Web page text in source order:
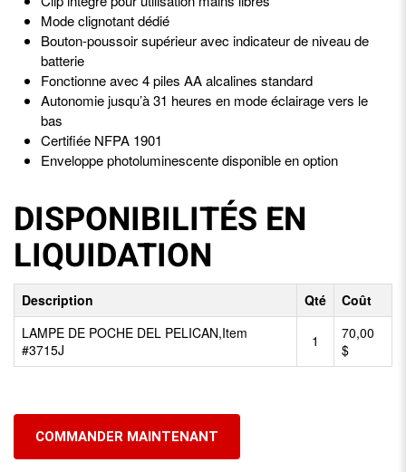
Mode clignotant dédié
Bouton-poussoir supérieur avec indicateur de niveau de
batterie
Fonctionne avec 4 piles AA alcalines standard
Autonomie jusqu’à 31 heures en mode éclairage vers le
bas
Certifiée NFPA 1901
Enveloppe photoluminescente disponible en option
DISPONIBILITÉS EN
LIQUIDATION
Description Qté
Coût
LAMPE DE POCHE DEL PELICAN,Item
#3715J 1
70,00
$
COMMANDER MAINTENANT